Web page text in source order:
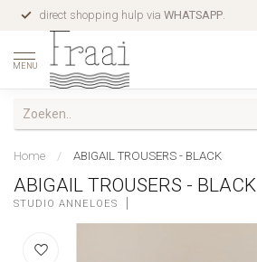
direct shopping hulp via WHATSAPP.
MENU
Home / ABIGAIL TROUSERS - BLACK
ABIGAIL TROUSERS - BLACK
STUDIO ANNELOES